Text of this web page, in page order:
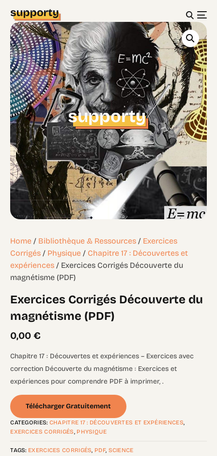
Home / Bibliothèque & Ressources / Exercices
Corrigés / Physique / Chapitre 17 : Découvertes et
expériences / Exercices Corrigés Découverte du
magnétisme (PDF)
Exercices Corrigés Découverte du
magnétisme (PDF)
0,00€
Chapitre 17 : Découvertes et expériences – Exercices avec
correction Découverte du magnétisme : Exercices et
expériences pour comprendre PDF à imprimer, .
Télécharger Gratuitement
CATEGORIES: CHAPITRE 17 : DÉCOUVERTES ET EXPÉRIENCES,
EXERCICES CORRIGÉS, PHYSIQUE
TAGS: EXERCICES CORRIGÉS, PDF, SCIENCE